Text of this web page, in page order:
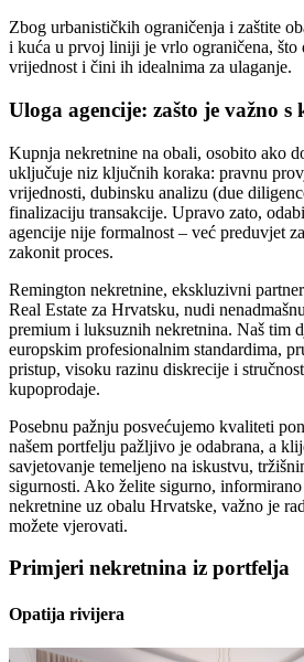
Zbog urbanističkih ograničenja i zaštite
i kuća u prvoj liniji je vrlo ograničena, što
vrijednost i čini ih idealnima za ulaganje.
Uloga agencije: zašto je važno s
Kupnja nekretnine na obali, osobito ako
uključuje niz ključnih koraka: pravnu
vrijednosti, dubinsku analizu (due
finalizaciju transakcije. Upravo zato,
agencije nije formalnost – već preduvjet
zakonit proces.
Remington nekretnine, ekskluzivni
Real Estate za Hrvatsku, nudi
premium i luksuznih nekretnina. Naš tim
europskim profesionalnim standardima,
pristup, visoku razinu diskrecije i
kupoprodaje.
Posebnu pažnju posvećujemo kvaliteti
našem portfelju pažljivo je odabrana, a
savjetovanje temeljeno na iskustvu,
sigurnosti. Ako želite sigurno,
nekretnine uz obalu Hrvatske, važno je
možete vjerovati.
Primjeri nekretnina iz portfelja
Opatija rivijera